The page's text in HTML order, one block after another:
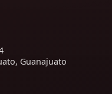
Guanajuato